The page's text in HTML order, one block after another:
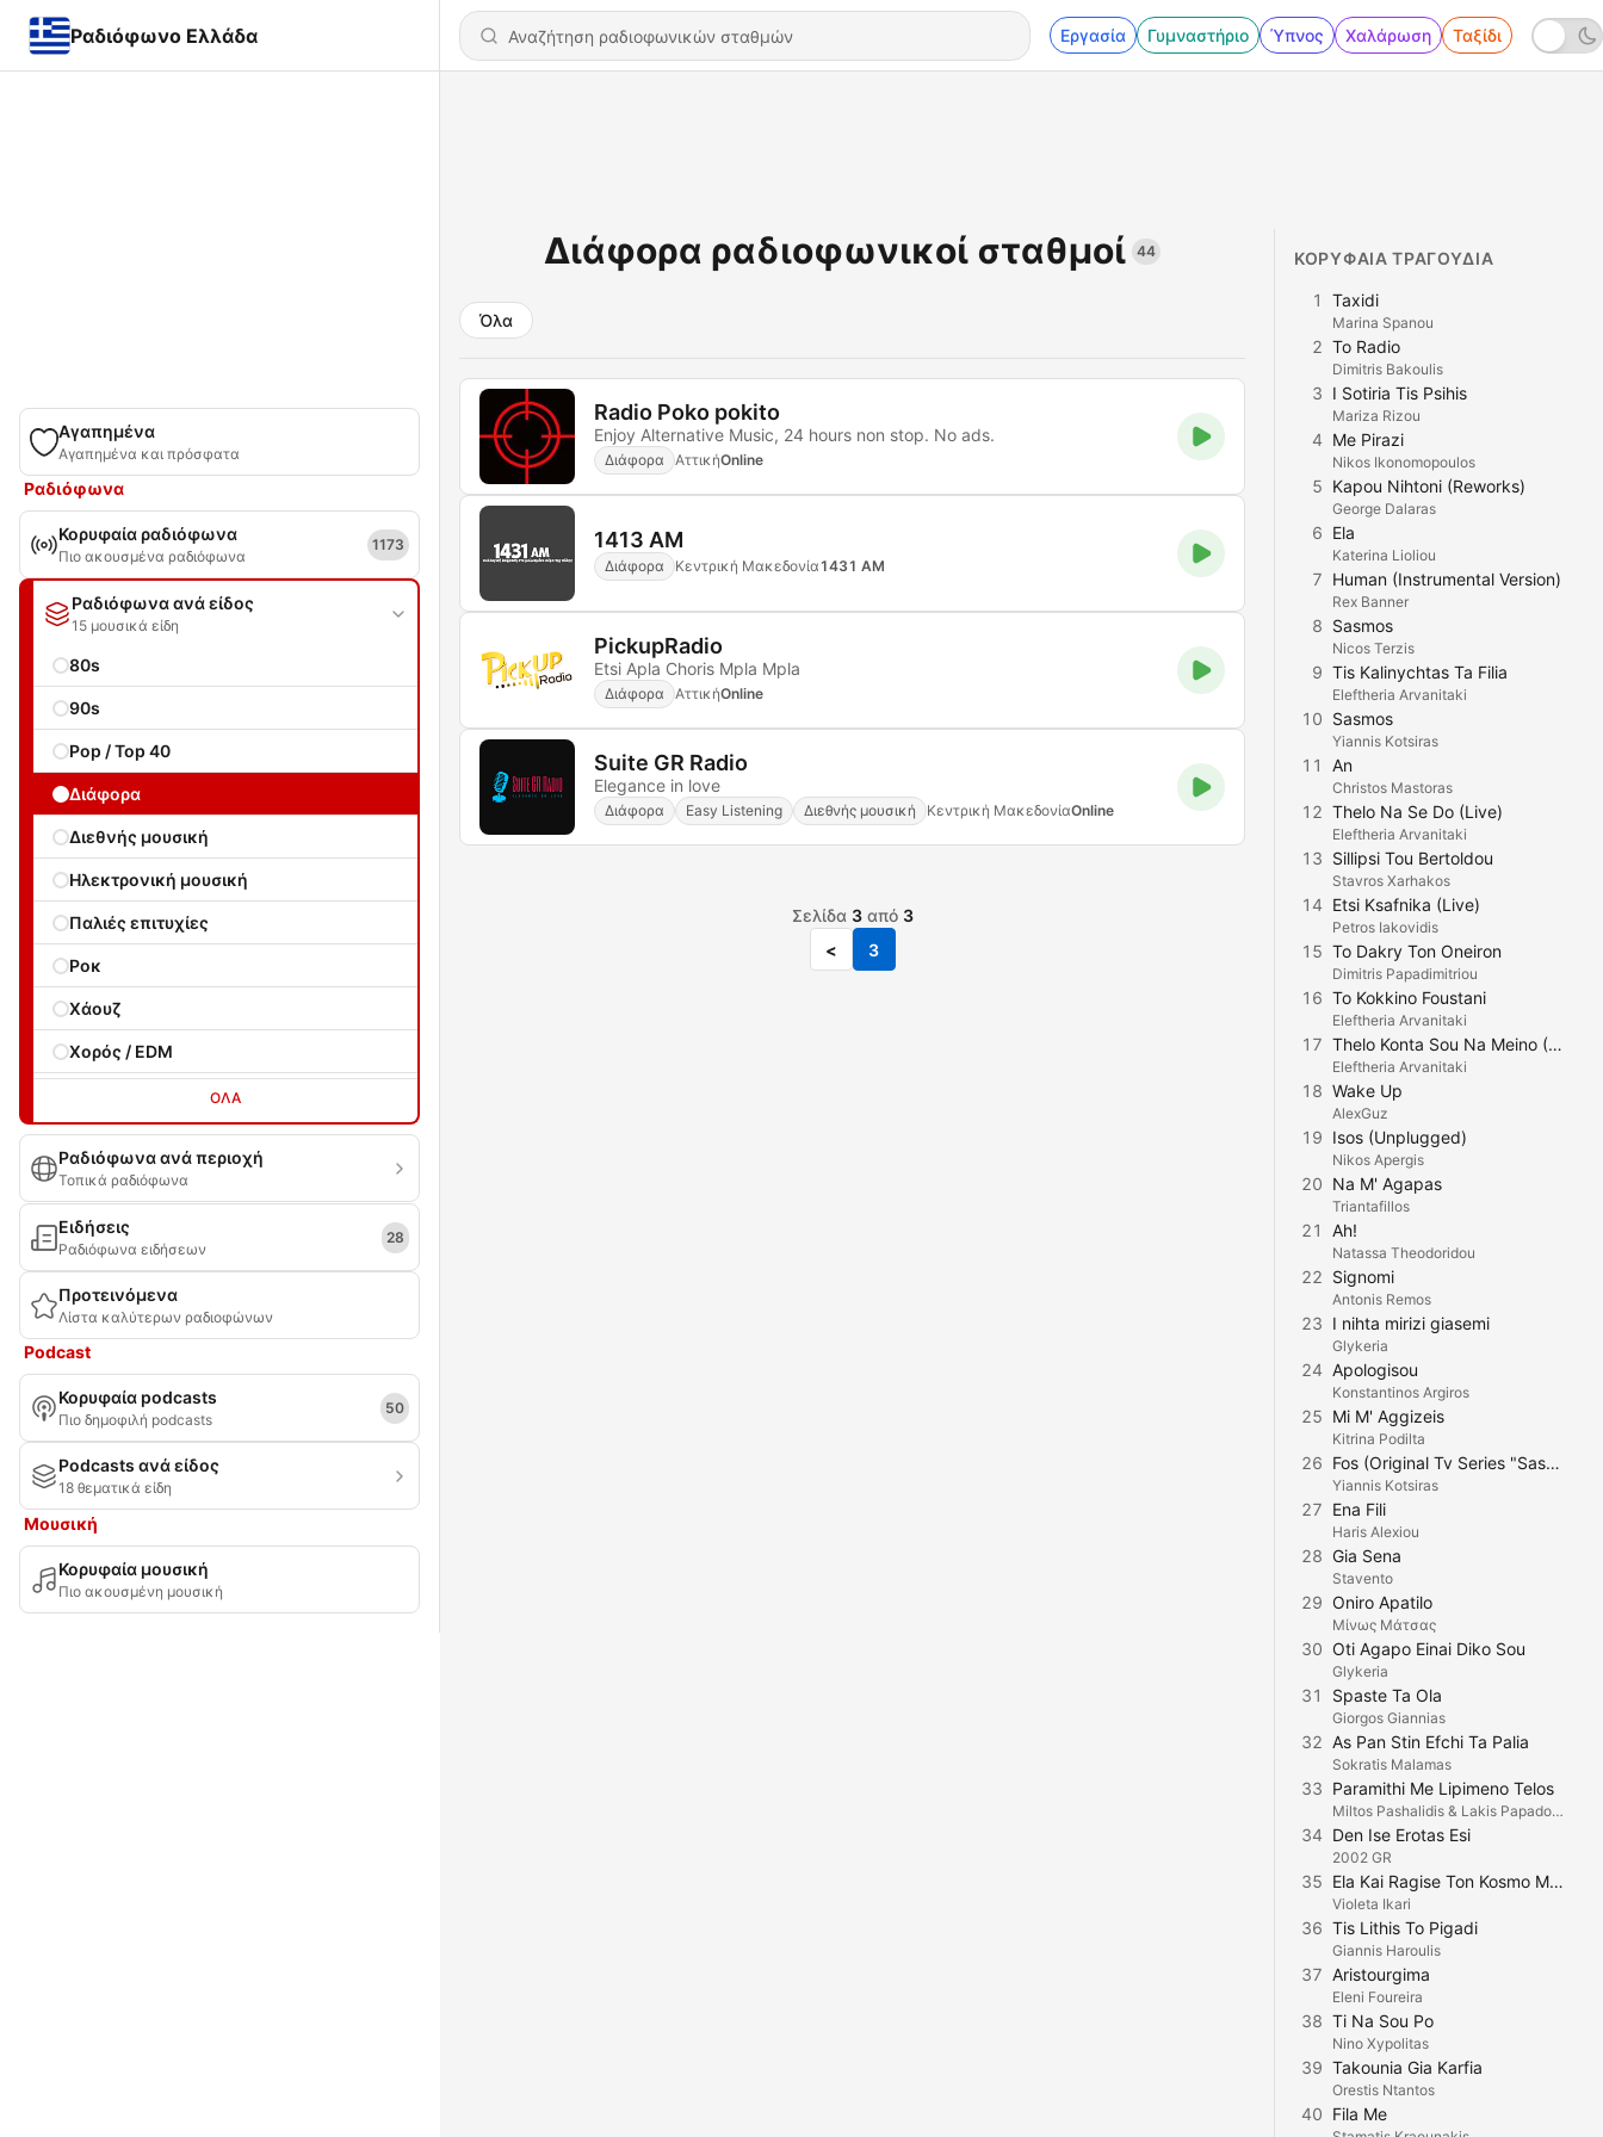
Ραδιόφωνο Ελλάδα Εργασία Γυμναστήριο Ύπνος Χαλάρωση Ταξίδι
Αγαπημένα
Αγαπημένα και πρόσφατα
Ραδιόφωνα
Κορυφαία ραδιόφωνα
Πιο ακουσμένα ραδιόφωνα
1173
Ραδιόφωνα ανά είδος
15 μουσικά είδη
80s
90s
Pop / Top 40
Διάφορα
Διεθνής μουσική
Ηλεκτρονική μουσική
Παλιές επιτυχίες
Ροκ
Χάουζ
Χορός / EDM
ΌΛΑ
Ραδιόφωνα ανά περιοχή
Τοπικά ραδιόφωνα
Ειδήσεις
Ραδιόφωνα ειδήσεων
28
Προτεινόμενα
Λίστα καλύτερων ραδιοφώνων
Podcast
Κορυφαία podcasts
Πιο δημοφιλή podcasts
50
Podcasts ανά είδος
18 θεματικά είδη
Μουσική
Κορυφαία μουσική
Πιο ακουσμένη μουσική
Διάφορα ραδιοφωνικοί σταθμοί 44
Όλα
Radio Poko pokito
Enjoy Alternative Music, 24 hours non stop. No ads.
Διάφορα ΑττικήOnline
1413 AM
Διάφορα Κεντρική Μακεδονία1431 AM
PickupRadio
Etsi Apla Choris Mpla Mpla
Διάφορα ΑττικήOnline
Suite GR Radio
Elegance in love
Διάφορα Easy Listening Διεθνής μουσική Κεντρική ΜακεδονίαOnline
Σελίδα 3από 3
<
3
ΚΟΡΥΦΑΊΑ ΤΡΑΓΟΎΔΙΑ
1 Taxidi
Marina Spanou
2 To Radio
Dimitris Bakoulis
3 I Sotiria Tis Psihis
Mariza Rizou
4 Me Pirazi
Nikos Ikonomopoulos
5 Kapou Nihtoni (Reworks)
George Dalaras
6 Ela
Katerina Lioliou
7 Human (Instrumental Version)
Rex Banner
8 Sasmos
Nicos Terzis
9 Tis Kalinychtas Ta Filia
Eleftheria Arvanitaki
10 Sasmos
Yiannis Kotsiras
11 An
Christos Mastoras
12 Thelo Na Se Do (Live)
Eleftheria Arvanitaki
13 Sillipsi Tou Bertoldou
Stavros Xarhakos
14 Etsi Ksafnika (Live)
Petros Iakovidis
15 To Dakry Ton Oneiron
Dimitris Papadimitriou
16 To Kokkino Foustani
Eleftheria Arvanitaki
17 Thelo Konta Sou Na Meino (Live)
Eleftheria Arvanitaki
18 Wake Up
AlexGuz
19 Isos (Unplugged)
Nikos Apergis
20 Na M' Agapas
Triantafillos
21 Ah!
Natassa Theodoridou
22 Signomi
Antonis Remos
23 I nihta mirizi giasemi
Glykeria
24 Apologisou
Konstantinos Argiros
25 Mi M' Aggizeis
Kitrina Podilta
26 Fos (Original Tv Series "Sasmos" Soundtrack)
Yiannis Kotsiras
27 Ena Fili
Haris Alexiou
28 Gia Sena
Stavento
29 Oniro Apatilo
Μίνως Μάτσας
30 Oti Agapo Einai Diko Sou
Glykeria
31 Spaste Ta Ola
Giorgos Giannias
32 As Pan Stin Efchi Ta Palia
Sokratis Malamas
33 Paramithi Me Lipimeno Telos
Miltos Pashalidis & Lakis Papadopoulos
34 Den Ise Erotas Esi
2002 GR
35 Ela Kai Ragise Ton Kosmo Mou
Violeta Ikari
36 Tis Lithis To Pigadi
Giannis Haroulis
37 Aristourgima
Eleni Foureira
38 Ti Na Sou Po
Nino Xypolitas
39 Takounia Gia Karfia
Orestis Ntantos
40 Fila Me